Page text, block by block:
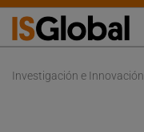
Investigación e Innovación